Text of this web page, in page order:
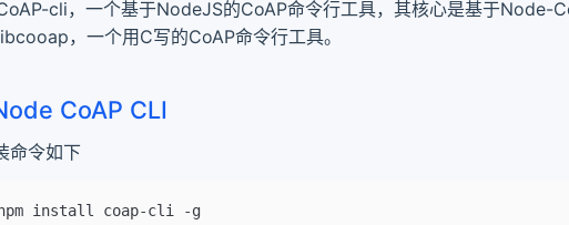
cli，一个基于NodeJS的CoAP命令行工具，其核心是基于Node-
，一个用C写的CoAP命令行工具。
CoAP CLI
命令如下
install coap-cli -g